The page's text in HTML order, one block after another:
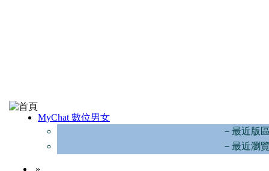
MyChat 數位男女
－最近版
－最近瀏
»